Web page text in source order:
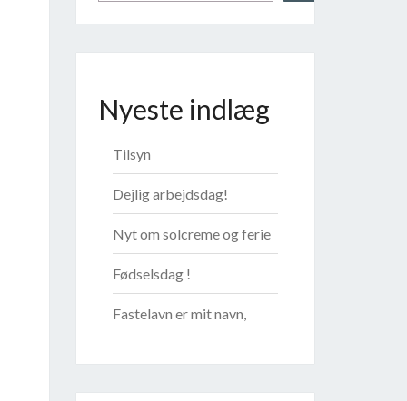
Nyeste indlæg
Tilsyn
Dejlig arbejdsdag!
Nyt om solcreme og ferie
Fødselsdag !
Fastelavn er mit navn,